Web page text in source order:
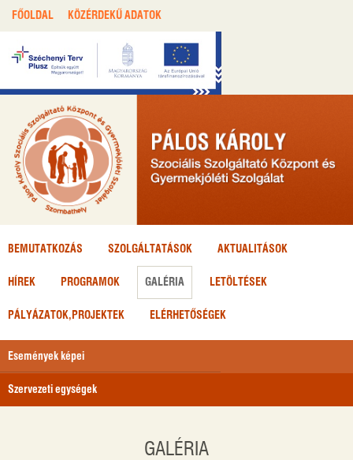
FŐOLDAL KÖZÉRDEKŰ ADATOK
BEMUTATKOZÁS SZOLGÁLTATÁSOK AKTUALITÁSOK
HÍREK PROGRAMOK GALÉRIA LETÖLTÉSEK
PÁLYÁZATOK, PROJEKTEK ELÉRHETŐSÉGEK
GALÉRIA
Események képei
Szervezeti egységek